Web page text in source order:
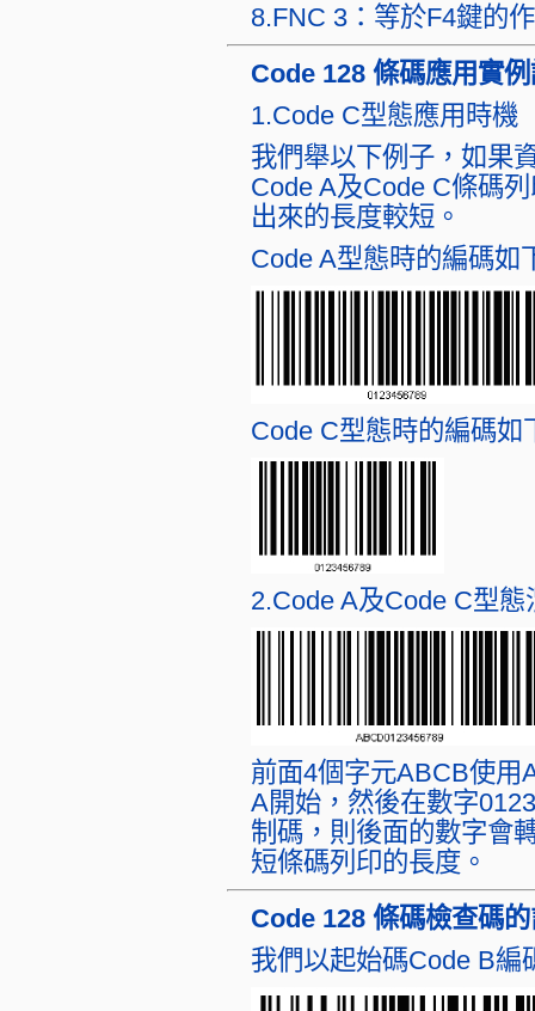
8.FNC 3：等於F4鍵的
Code 128 條碼應用實
1.Code C型態應用時機
我們舉以下例子，如果
Code A及Code C條碼
出來的長度較短。
Code A型態時的編碼如
Code C型態時的編碼如
2.Code A及Code C型
前面4個字元ABCB使用
A開始，然後在數字
制碼，則後面的數字會
短條碼列印的長度。
Code 128 條碼檢查碼
我們以起始碼Code B編